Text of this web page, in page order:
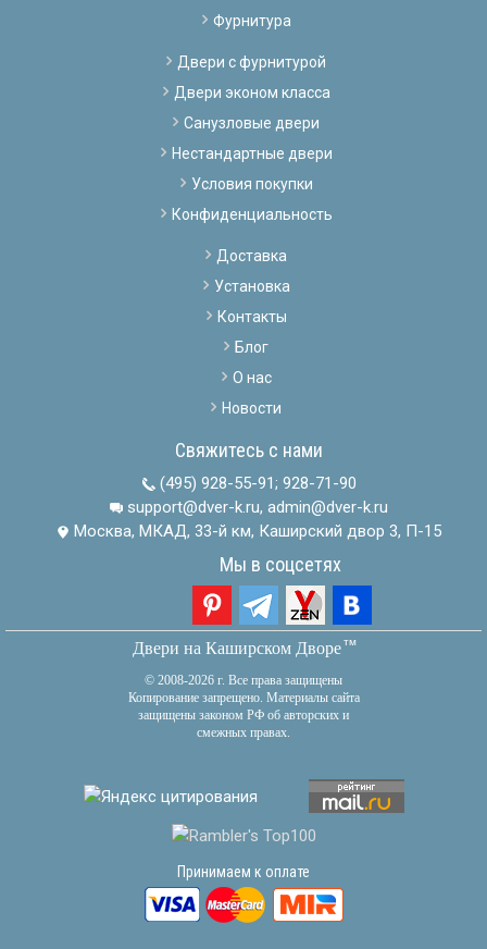
Фурнитура
Двери с фурнитурой
Двери эконом класса
Санузловые двери
Нестандартные двери
Условия покупки
Конфиденциальность
Доставка
Установка
Контакты
Блог
О нас
Новости
Свяжитесь с нами
(495) 928-55-91; 928-71-90
support@dver-k.ru, admin@dver-k.ru
Москва, МКАД, 33-й км, Каширский двор 3, П-15
Мы в соцсетях
Двери на Каширском Дворетм
© 2008-2026 г. Все права защищены
Копирование запрещено. Материалы сайта
защищены законом РФ об авторских и
смежных правах.
Принимаем к оплате